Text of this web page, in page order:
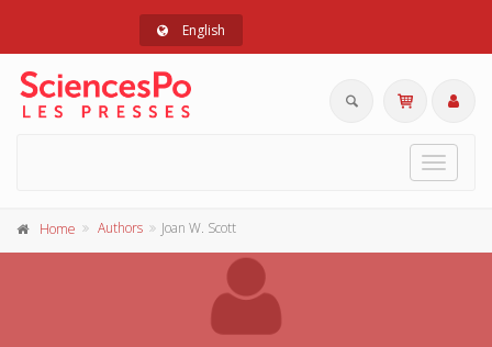
English
Toggle
Home Authors Joan W. Scott